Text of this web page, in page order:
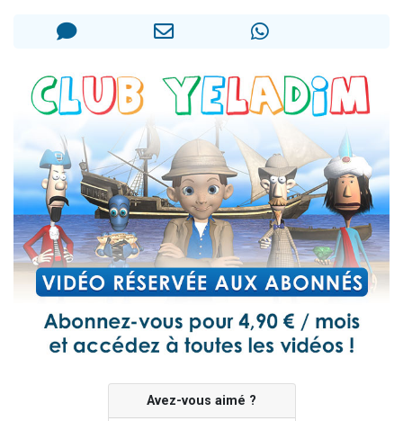
Il reste 49 places pour étudier en groupe sur Zoom
Eva vient de donner son Maasser
Avez-vous aimé ?